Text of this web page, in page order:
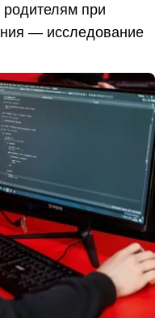
при
— исследование